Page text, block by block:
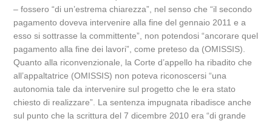
– fossero “di un’estrema chiarezza”, nel senso che “il secondo
pagamento doveva intervenire alla fine del gennaio 2011 e a
esso si sottrasse la committente”, non potendosi “ancorare quel
pagamento alla fine dei lavori”, come preteso da (OMISSIS).
Quanto alla riconvenzionale, la Corte d’appello ha ribadito che
all’appaltatrice (OMISSIS) non poteva riconoscersi “una
autonomia tale da intervenire sul progetto che le era stato
chiesto di realizzare”. La sentenza impugnata ribadisce anche
sul punto che la scrittura del 7 dicembre 2010 era “di grande